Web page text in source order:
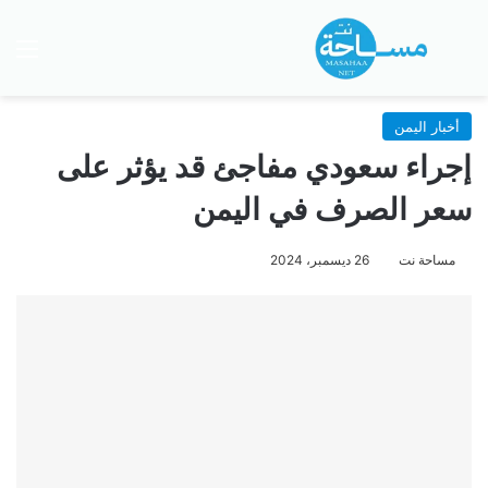
بحث عن
أخبار اليمن
إجراء سعودي مفاجئ قد يؤثر على
سعر الصرف في اليمن
مساحة نت 26 ديسمبر، 2024